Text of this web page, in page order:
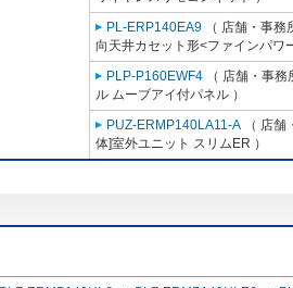
PL-ERP140EA9 （ 店舗・事
向天井カセット形<ファインパワ
PLP-P160EWF4 （ 店舗・事
ル ムーブアイ付パネル ）
PUZ-ERMP140LA11-A （ 店
体]室外ユニット スリムER ）